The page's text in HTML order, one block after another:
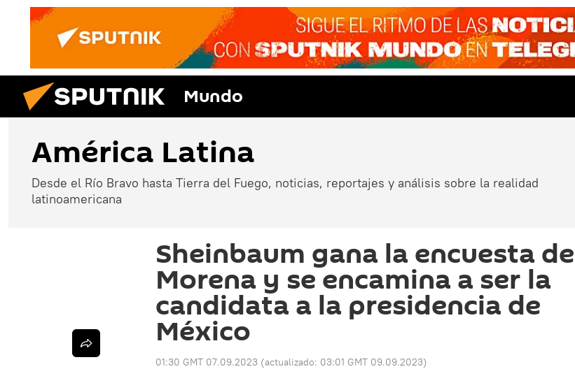
Mundo
América Latina
Desde el Río Bravo hasta Tierra del Fuego, noticias, reportajes y análisis sobre la realidad
latinoamericana
Sheinbaum gana la encuesta de
Morena y se encamina a ser la
candidata a la presidencia de
México
01:30 GMT 07.09.2023 (actualizado: 03:01 GMT 09.09.2023)